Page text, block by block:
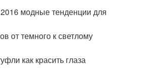
модные тенденции для
от темного к светлому
как красить глаза